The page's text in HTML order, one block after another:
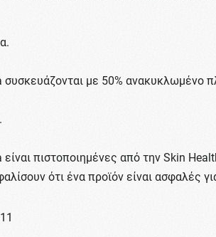
συσκευάζονται με 50% ανακυκλωμένο
πιστοποιημένες από την Skin
ότι ένα προϊόν είναι ασφαλές